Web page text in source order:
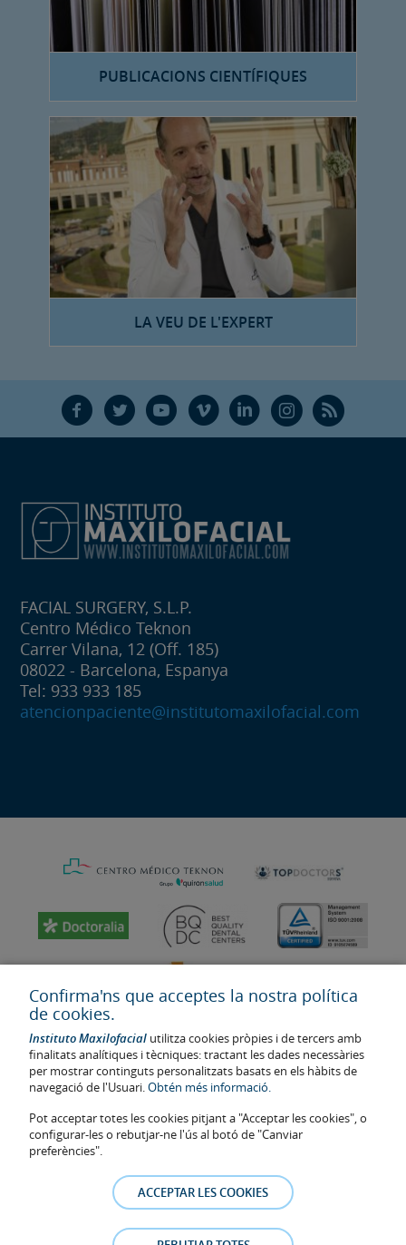
PUBLICACIONS CIENTÍFIQUES
LA VEU DE L'EXPERT
F T Y V L Ñ R
FACIAL SURGERY, S.L.P.
Centro Médico Teknon
Carrer Vilana, 12 (Off. 185)
08022 - Barcelona, Espanya
Tel: 933 933 185
atencionpaciente@institutomaxilofacial.com
Última actualització: 2023
Num. d'autorització de centre sanitari: E08646940
La informació present a la web no reemplaça sinó complementa la
relació metge-pacient. En cas de dubte, consulti amb el metge de
referència. Les fotos i els testimonis dels pacients identificables que
apareixen a la web estan publicades amb el seu consentiment i es
retiraran a qualsevol moment a petició dels pacients.
Confirma'ns que acceptes la nostra política
de cookies.
Instituto Maxilofacial utilitza cookies pròpies i de tercers amb
finalitats analítiques i tècniques: tractant les dades necessàries
per mostrar continguts personalitzats basats en els hàbits de
navegació de l'Usuari.Obtén més informació.
Pot acceptar totes les cookies pitjant a "Acceptar les cookies", o
configurar-les o rebutjar-ne l'ús al botó de "Canviar
preferències".
ACCEPTAR LES COOKIES